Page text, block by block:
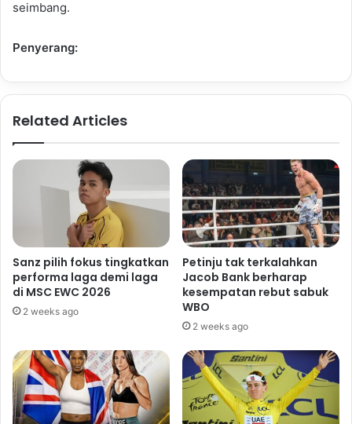
seimbang.
Penyerang:
Related Articles
Sanz pilih fokus tingkatkan
performa laga demi laga
di MSC EWC 2026
2 weeks ago
Petinju tak terkalahkan
Jacob Bank berharap
kesempatan rebut sabuk
WBO
2 weeks ago